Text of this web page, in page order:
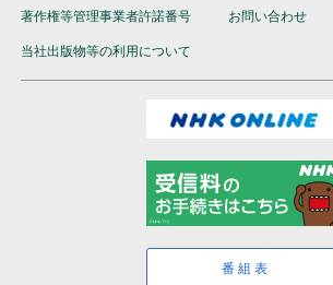
著作権等管理事業者許諾番号 お問い合わせ
当社出版物等の利用について
番組表